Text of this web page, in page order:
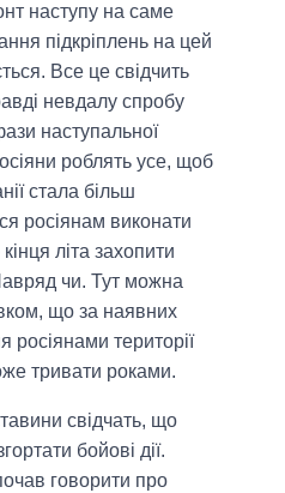
наступу на саме
підкріплень на цей
Все це свідчить
невдалу спробу
наступальної
роблять усе, щоб
стала більш
росіянам виконати
літа захопити
чи. Тут можна
що за наявних
росіянами території
тривати роками.
свідчать, що
бойові дії.
говорити про